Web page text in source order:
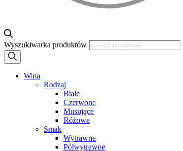
Wyszukiwarka produktów
Wina
Rodzaj
Białe
Czerwone
Musujące
Różowe
Smak
Wytrawne
Półwytrawne